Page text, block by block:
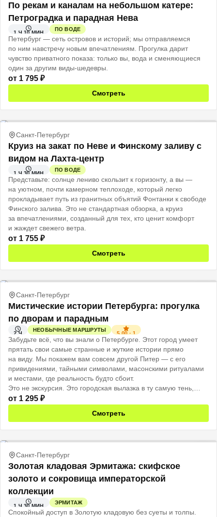
По рекам и каналам на небольшом катере:
Петроградка и парадная Нева
1 Ч 10 МИН
ПО ВОДЕ
Петербург — сеть островов и историй; мы отправляемся
по ним навстречу новым впечатлениям. Прогулка дарит
чувство приватного показа: только вы, вода и сменяющиеся
один за другим виды-шедевры.
от 1 795 ₽
Смотреть
Санкт-Петербург
Круиз на закат по Неве и Финскому заливу с
видом на Лахта-центр
1 Ч 30 МИН
ПО ВОДЕ
Представьте: солнце лениво скользит к горизонту, а вы —
на уютном, почти камерном теплоходе, который легко
прокладывает путь из гранитных объятий Фонтанки к свободе
Финского залива. Это не стандартная обзорка, а круиз
за впечатлениями, созданный для тех, кто ценит комфорт
и жаждет свежего ветра.
от 1 755 ₽
Смотреть
Санкт-Петербург
Мистические истории Петербурга: прогулка
по дворам и парадным
2 Ч
НЕОБЫЧНЫЕ МАРШРУТЫ
5.00· 1
Забудьте всё, что вы знали о Петербурге. Этот город умеет
прятать свои самые странные и жуткие истории прямо
на виду. Мы покажем вам совсем другой Питер — с его
привидениями, тайными символами, масонскими ритуалами
и местами, где реальность будто сбоит.
Это не экскурсия. Это городская вылазка в ту самую тень,
которую мы обычно не замечаем.
от 1 295 ₽
Смотреть
Санкт-Петербург
Золотая кладовая Эрмитажа: скифское
золото и сокровища императорской
коллекции
1 Ч 30 МИН
ЭРМИТАЖ
Спокойный доступ в Золотую кладовую без суеты и толпы.